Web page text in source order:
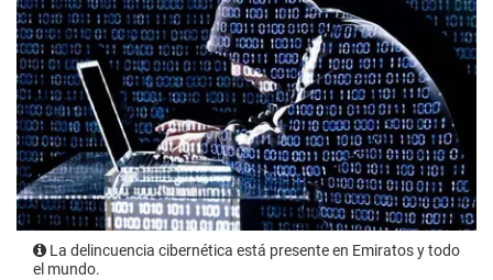
La delincuencia cibernética está presente en Emiratos y todo
el mundo.